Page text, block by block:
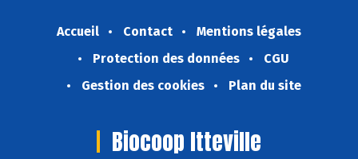
Accueil Contact
Mentions légales
Protection des données
CGU
Gestion des cookies
Plan du site
Biocoop Itteville